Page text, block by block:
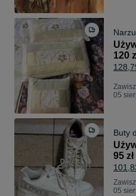
120
05
Buty
95 zł
05